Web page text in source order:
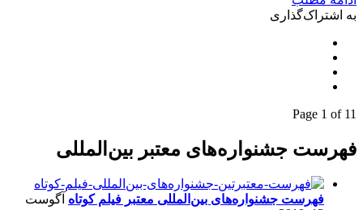
به اشتراک‌گذاری
Page 1 of 11
فهرست جشنواره‌های معتبر بین‌المللی
فهرست جشنواره‌های بین‌المللی معتبر فیلم کوتاه آگوست